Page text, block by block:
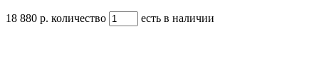
18 880 р. количество есть в наличии